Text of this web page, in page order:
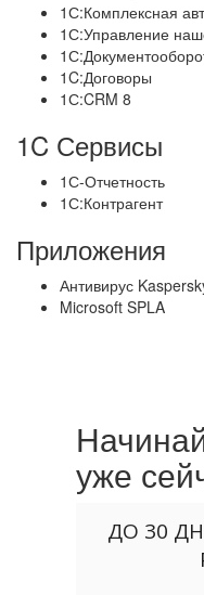
1С:Комплексная
1С:Управление
1C:Договоры
1С:CRM 8
1C Сервисы
1С-Отчетность
1С:Контрагент
Приложения
Антивирус
Microsoft SPLA
уже